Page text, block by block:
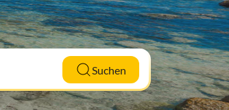
Suchen